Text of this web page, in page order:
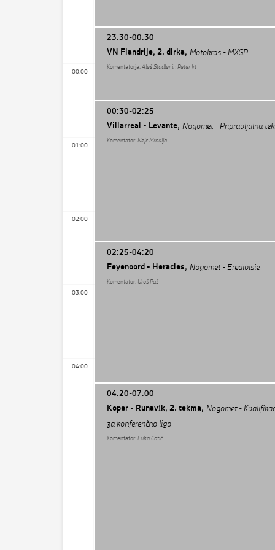
00:00
01:00
02:00
03:00
04:00
23:30-00:30
VN Flandrije, 2. dirka, Motokros - MXGP
Komentatorja:Aleš Stadler in Peter Irt
00:30-02:25
Villarreal - Levante, Nogomet - Pripravljalna
Komentator:Nejc Mravlja
02:25-04:20
Feyenoord - Heracles, Nogomet - Eredivisie
Komentator: Uroš Puš
04:20-07:00
Koper - Runavík, 2. tekma, Nogomet -
za konferenčno ligo
Komentator:Luka Cotič